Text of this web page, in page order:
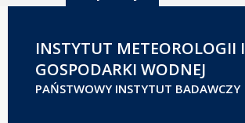
INSTYTUT METEOROLOGII I
GOSPODARKI WODNEJ
PAŃSTWOWY INSTYTUT BADAWCZY